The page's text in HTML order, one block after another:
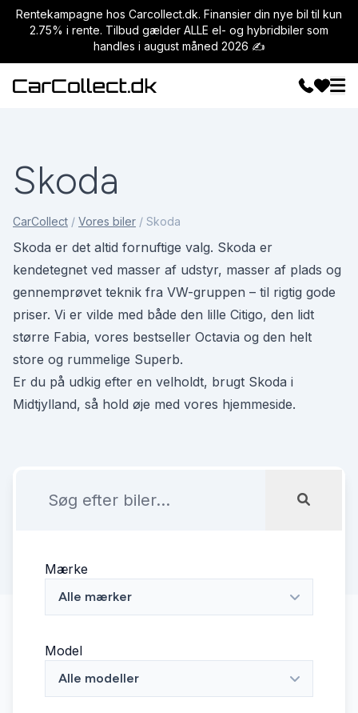
Rentekampagne hos Carcollect.dk. Finansier din nye bil til kun
2.75% i rente. Tilbud gælder ALLE el- og hybridbiler som
handles i august måned 2026 ✍️
Skoda
CarCollect / Vores biler / Skoda
Skoda er det altid fornuftige valg. Skoda er
kendetegnet ved masser af udstyr, masser af plads og
gennemprøvet teknik fra VW-gruppen – til rigtig gode
priser. Vi er vilde med både den lille Citigo, den lidt
større Fabia, vores bestseller Octavia og den helt
store og rummelige Superb.
Er du på udkig efter en velholdt, brugt Skoda i
Midtjylland, så hold øje med vores hjemmeside.
Mærke
Alle mærker
Model
Alle modeller